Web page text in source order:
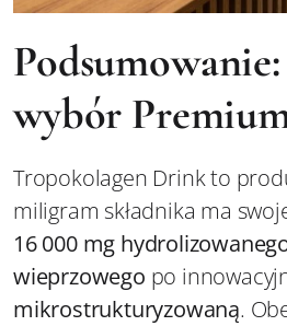
wybór
Tropokolagen Drink to
miligram składnika ma
16 000 mg
wieprzowego po
mikrostrukturyzowaną.